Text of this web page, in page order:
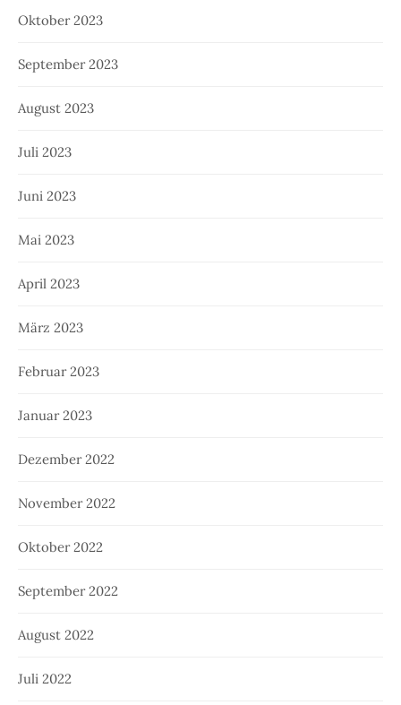
Oktober 2023
September 2023
August 2023
Juli 2023
Juni 2023
Mai 2023
April 2023
März 2023
Februar 2023
Januar 2023
Dezember 2022
November 2022
Oktober 2022
September 2022
August 2022
Juli 2022